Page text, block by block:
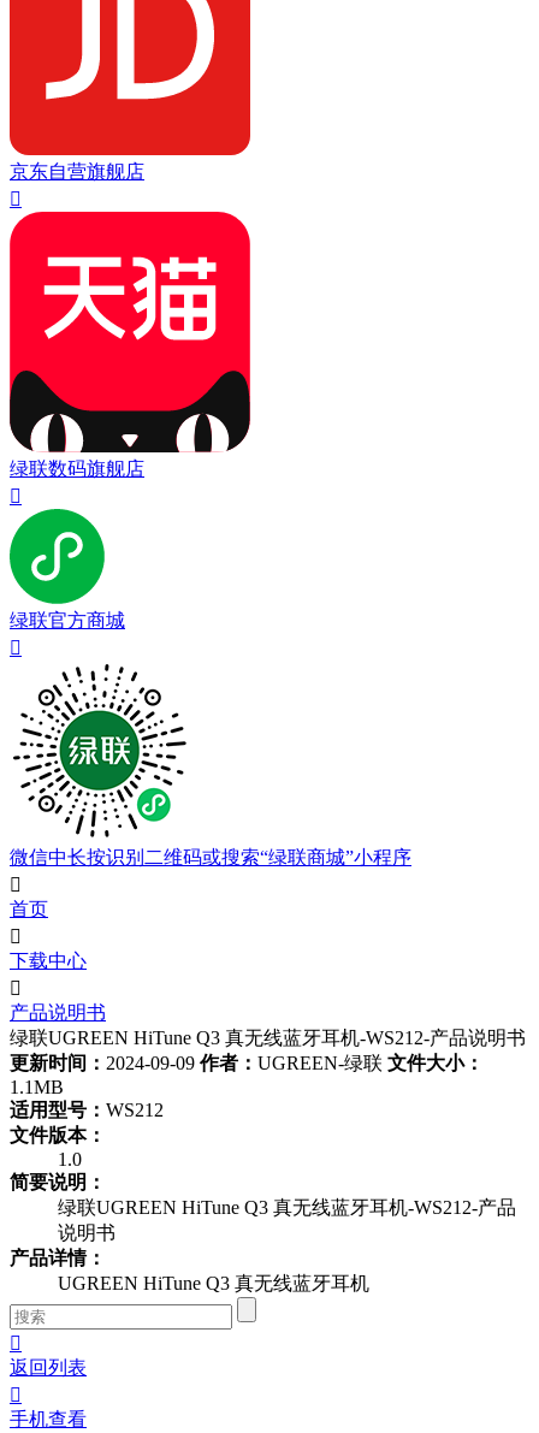
京东自营旗舰店

绿联数码旗舰店

绿联官方商城

微信中长按识别二维码或搜索“绿联商城”小程序

首页

下载中心

产品说明书
绿联UGREEN HiTune Q3 真无线蓝牙耳机-WS212-产品说明书
更新时间： 2024-09-09 作者： UGREEN-绿联 文件大小：
1.1MB
适用型号： WS212
文件版本：
1.0
简要说明：
绿联UGREEN HiTune Q3 真无线蓝牙耳机-WS212-产品
说明书
产品详情：
UGREEN HiTune Q3 真无线蓝牙耳机

返回列表

手机查看